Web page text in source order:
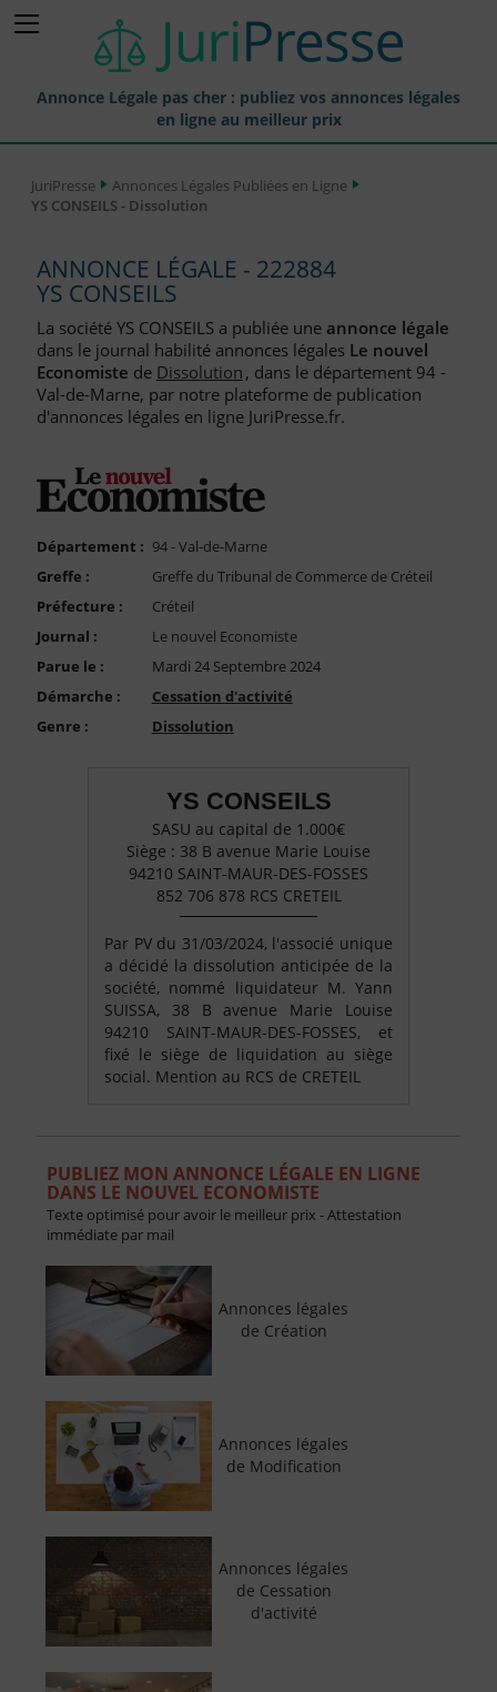
Annonce Légale pas cher : publiez vos annonces légales
en ligne au meilleur prix
Annonces Légales Publiées
Journaux Habilités (JAL) Annonces Légales
Départements pour la Publication d'Annonces Légales
Liste des Greffes
Liste des CCI
FAQ
Nous Contacter
Compte PRO
JuriPresse
Annonces Légales Publiées en Ligne
YS CONSEILS - Dissolution
ANNONCE LÉGALE - 222884
YS CONSEILS
La société YS CONSEILS a publiée une annonce légale
dans le journal habilité annonces légales Le nouvel
Economiste de Dissolution, dans le département 94 -
Val-de-Marne, par notre plateforme de publication
d'annonces légales en ligne JuriPresse.fr.
Département : 94 - Val-de-Marne
Greffe :
Greffe du Tribunal de Commerce de Créteil
Préfecture :
Créteil
Journal :
Le nouvel Economiste
Parue le :
Mardi 24 Septembre 2024
Démarche :
Cessation d'activité
Genre :
Dissolution
YS CONSEILS
SASU au capital de 1.000€
Siège : 38 B avenue Marie Louise
94210 SAINT-MAUR-DES-FOSSES
852 706 878 RCS CRETEIL
Par PV du 31/03/2024, l'associé unique
a décidé la dissolution anticipée de la
société, nommé liquidateur M. Yann
SUISSA, 38 B avenue Marie Louise
94210 SAINT-MAUR-DES-FOSSES, et
fixé le siège de liquidation au siège
social. Mention au RCS de CRETEIL
PUBLIEZ MON ANNONCE LÉGALE EN LIGNE
DANS LE NOUVEL ECONOMISTE
Texte optimisé pour avoir le meilleur prix - Attestation
immédiate par mail
Annonces légales
de Création
Annonces légales
de Modification
Annonces légales
de Cessation
d'activité